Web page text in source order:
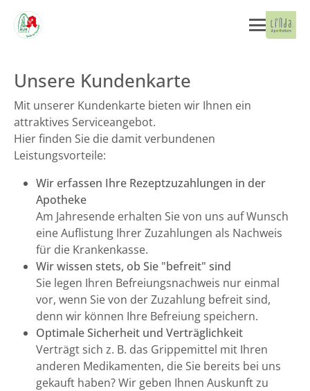
Unsere Kundenkarte
Mit unserer Kundenkarte bieten wir Ihnen ein
attraktives Serviceangebot.
Hier finden Sie die damit verbundenen
Leistungsvorteile:
Wir erfassen Ihre Rezeptzuzahlungen in der
Apotheke
Am Jahresende erhalten Sie von uns auf Wunsch
eine Auflistung Ihrer Zuzahlungen als Nachweis
für die Krankenkasse.
Wir wissen stets, ob Sie "befreit" sind
Sie legen Ihren Befreiungsnachweis nur einmal
vor, wenn Sie von der Zuzahlung befreit sind,
denn wir können Ihre Befreiung speichern.
Optimale Sicherheit und Verträglichkeit
Verträgt sich z. B. das Grippemittel mit Ihren
anderen Medikamenten, die Sie bereits bei uns
gekauft haben? Wir geben Ihnen Auskunft zu